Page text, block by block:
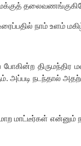
நாம் உளம்
அப்படி நடந்தால்
மாட்டீர்கள் என்னும்